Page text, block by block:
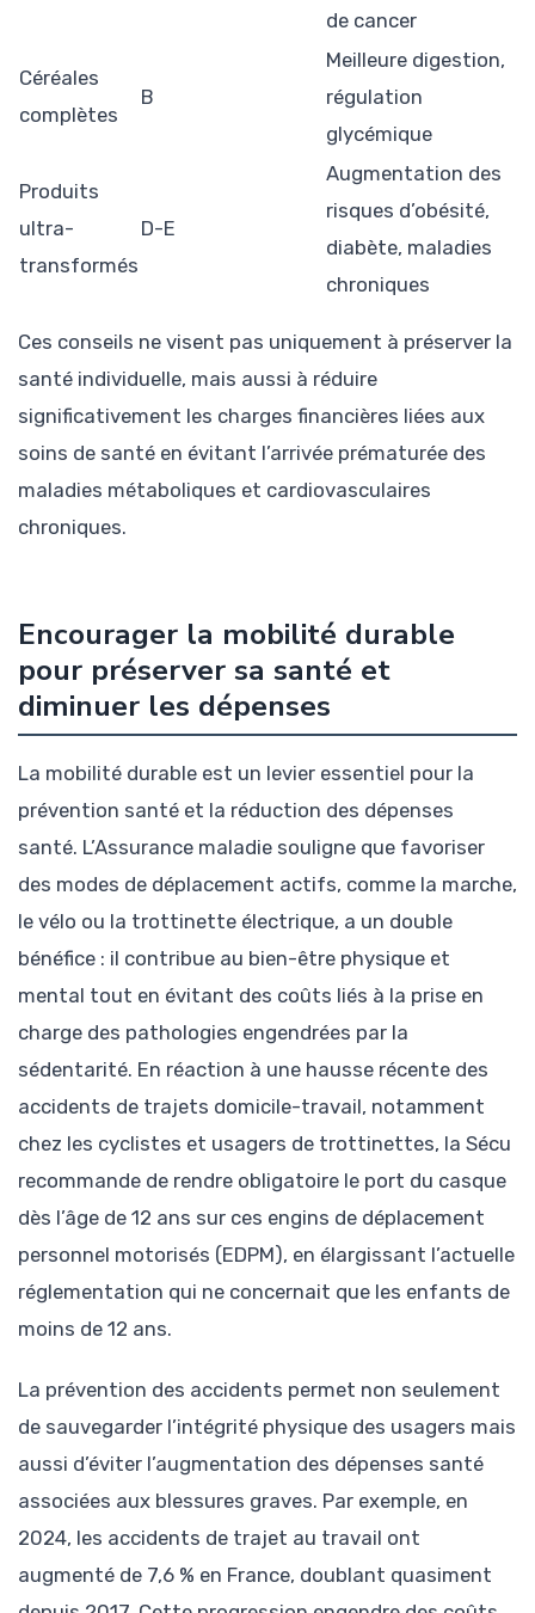
de cancer
Céréales
complètes
B
Meilleure digestion,
régulation
glycémique
Produits
ultra-
transformés
D-E
Augmentation des
risques d’obésité,
diabète, maladies
chroniques
Ces conseils ne visent pas uniquement à préserver la
santé individuelle, mais aussi à réduire
significativement les charges financières liées aux
soins de santé en évitant l’arrivée prématurée des
maladies métaboliques et cardiovasculaires
chroniques.
Encourager la mobilité durable
pour préserver sa santé et
diminuer les dépenses
La mobilité durable est un levier essentiel pour la
prévention santé et la réduction des dépenses
santé. L’Assurance maladie souligne que favoriser
des modes de déplacement actifs, comme la marche,
le vélo ou la trottinette électrique, a un double
bénéfice : il contribue au bien-être physique et
mental tout en évitant des coûts liés à la prise en
charge des pathologies engendrées par la
sédentarité. En réaction à une hausse récente des
accidents de trajets domicile-travail, notamment
chez les cyclistes et usagers de trottinettes, la Sécu
recommande de rendre obligatoire le port du casque
dès l’âge de 12 ans sur ces engins de déplacement
personnel motorisés (EDPM), en élargissant l’actuelle
réglementation qui ne concernait que les enfants de
moins de 12 ans.
La prévention des accidents permet non seulement
de sauvegarder l’intégrité physique des usagers mais
aussi d’éviter l’augmentation des dépenses santé
associées aux blessures graves. Par exemple, en
2024, les accidents de trajet au travail ont
augmenté de 7,6 % en France, doublant quasiment